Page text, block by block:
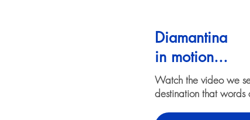
Diamantina
in motion...
Watch the video we
destination that words